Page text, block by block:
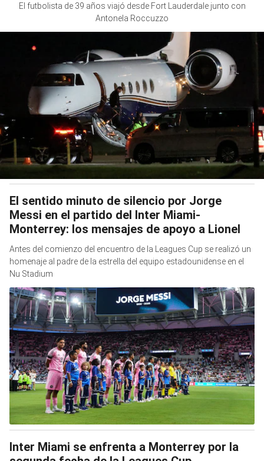
El futbolista de 39 años viajó desde Fort Lauderdale junto con
Antonela Roccuzzo
El sentido minuto de silencio por Jorge
Messi en el partido del Inter Miami-
Monterrey: los mensajes de apoyo a Lionel
Antes del comienzo del encuentro de la Leagues Cup se realizó un
homenaje al padre de la estrella del equipo estadounidense en el
Nu Stadium
Inter Miami se enfrenta a Monterrey por la